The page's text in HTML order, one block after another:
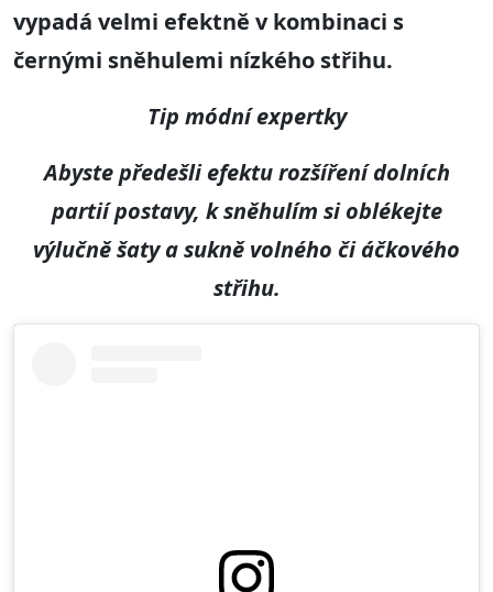
vypadá velmi efektně v kombinaci s
černými sněhulemi nízkého střihu.
Tip módní expertky
Abyste předešli efektu rozšíření dolních
partií postavy, k sněhulím si oblékejte
výlučně šaty a sukně volného či áčkového
střihu.